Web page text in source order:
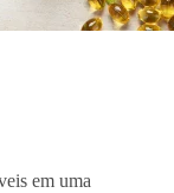
em uma